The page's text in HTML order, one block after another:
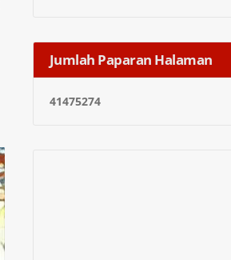
Jumlah Paparan Halaman
41475274